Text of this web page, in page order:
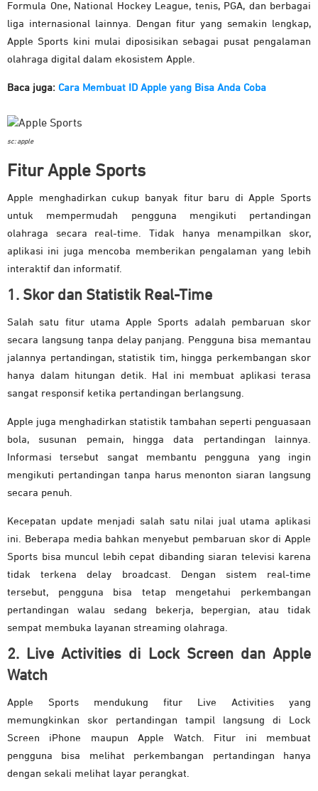
Formula One, National Hockey League, tenis, PGA, dan berbagai
liga internasional lainnya. Dengan fitur yang semakin lengkap,
Apple Sports kini mulai diposisikan sebagai pusat pengalaman
olahraga digital dalam ekosistem Apple.
Baca juga: Cara Membuat ID Apple yang Bisa Anda Coba
sc: apple
Fitur Apple Sports
Apple menghadirkan cukup banyak fitur baru di Apple Sports
untuk mempermudah pengguna mengikuti pertandingan
olahraga secara real-time. Tidak hanya menampilkan skor,
aplikasi ini juga mencoba memberikan pengalaman yang lebih
interaktif dan informatif.
1. Skor dan Statistik Real-Time
Salah satu fitur utama Apple Sports adalah pembaruan skor
secara langsung tanpa delay panjang. Pengguna bisa memantau
jalannya pertandingan, statistik tim, hingga perkembangan skor
hanya dalam hitungan detik. Hal ini membuat aplikasi terasa
sangat responsif ketika pertandingan berlangsung.
Apple juga menghadirkan statistik tambahan seperti penguasaan
bola, susunan pemain, hingga data pertandingan lainnya.
Informasi tersebut sangat membantu pengguna yang ingin
mengikuti pertandingan tanpa harus menonton siaran langsung
secara penuh.
Kecepatan update menjadi salah satu nilai jual utama aplikasi
ini. Beberapa media bahkan menyebut pembaruan skor di Apple
Sports bisa muncul lebih cepat dibanding siaran televisi karena
tidak terkena delay broadcast. Dengan sistem real-time
tersebut, pengguna bisa tetap mengetahui perkembangan
pertandingan walau sedang bekerja, bepergian, atau tidak
sempat membuka layanan streaming olahraga.
2. Live Activities di Lock Screen dan Apple
Watch
Apple Sports mendukung fitur Live Activities yang
memungkinkan skor pertandingan tampil langsung di Lock
Screen iPhone maupun Apple Watch. Fitur ini membuat
pengguna bisa melihat perkembangan pertandingan hanya
dengan sekali melihat layar perangkat.